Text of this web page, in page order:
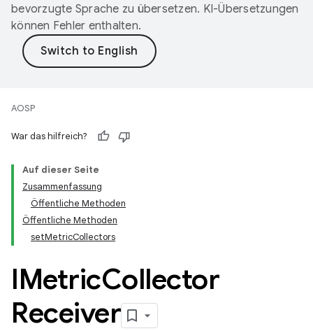
bevorzugte Sprache zu übersetzen. KI-Übersetzungen
können Fehler enthalten.
AOSP
War das hilfreich?
Auf dieser Seite
Zusammenfassung
Öffentliche Methoden
Öffentliche Methoden
setMetricCollectors
IMetricCollector
Receiver